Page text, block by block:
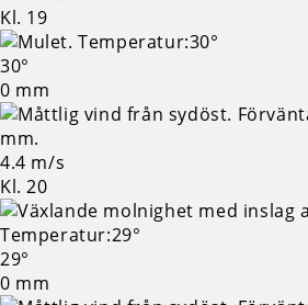
Kl. 19
30°
0 mm
4.4 m/s
Kl. 20
29°
0 mm